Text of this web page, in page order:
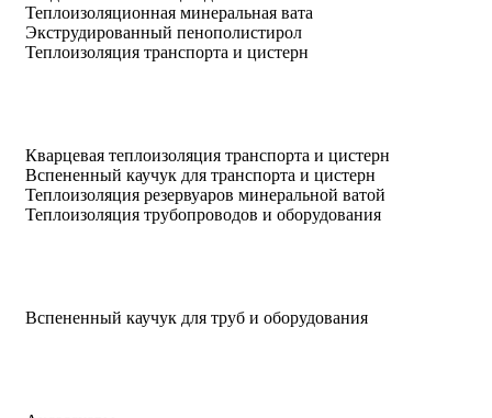
Теплоизоляционная минеральная вата
Экструдированный пенополистирол
Теплоизоляция транспорта и цистерн
Кварцевая теплоизоляция транспорта и цистерн
Вспененный каучук для транспорта и цистерн
Теплоизоляция резервуаров минеральной ватой
Теплоизоляция трубопроводов и оборудования
Вспененный каучук для труб и оборудования